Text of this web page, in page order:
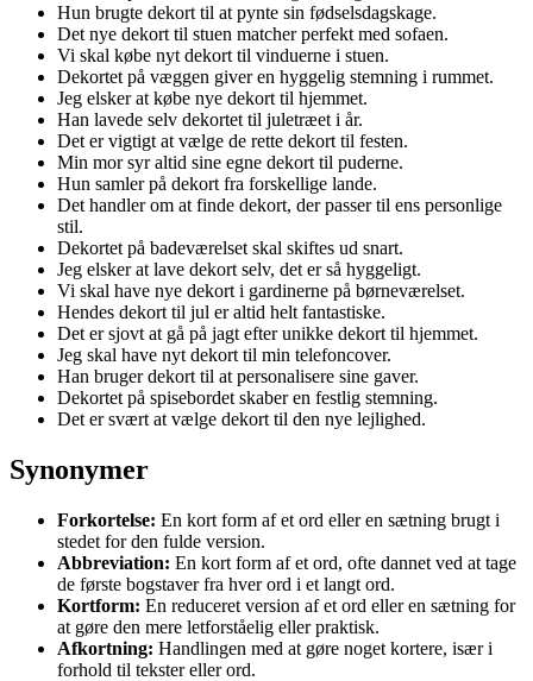
Hun brugte dekort til at pynte sin fødselsdagskage.
Det nye dekort til stuen matcher perfekt med sofaen.
Vi skal købe nyt dekort til vinduerne i stuen.
Dekortet på væggen giver en hyggelig stemning i rummet.
Jeg elsker at købe nye dekort til hjemmet.
Han lavede selv dekortet til juletræet i år.
Det er vigtigt at vælge de rette dekort til festen.
Min mor syr altid sine egne dekort til puderne.
Hun samler på dekort fra forskellige lande.
Det handler om at finde dekort, der passer til ens personlige
stil.
Dekortet på badeværelset skal skiftes ud snart.
Jeg elsker at lave dekort selv, det er så hyggeligt.
Vi skal have nye dekort i gardinerne på børneværelset.
Hendes dekort til jul er altid helt fantastiske.
Det er sjovt at gå på jagt efter unikke dekort til hjemmet.
Jeg skal have nyt dekort til min telefoncover.
Han bruger dekort til at personalisere sine gaver.
Dekortet på spisebordet skaber en festlig stemning.
Det er svært at vælge dekort til den nye lejlighed.
Synonymer
Forkortelse: En kort form af et ord eller en sætning brugt i
stedet for den fulde version.
Abbreviation: En kort form af et ord, ofte dannet ved at tage
de første bogstaver fra hver ord i et langt ord.
Kortform: En reduceret version af et ord eller en sætning for
at gøre den mere letforståelig eller praktisk.
Afkortning: Handlingen med at gøre noget kortere, især i
forhold til tekster eller ord.